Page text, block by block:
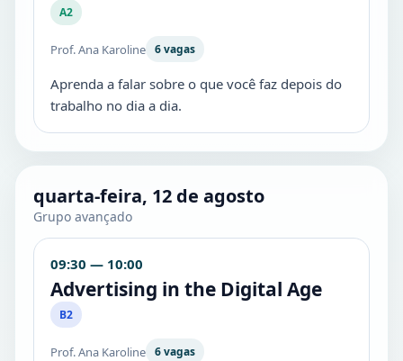
A2
Prof. Ana Karoline 6 vagas
Aprenda a falar sobre o que você faz depois do
trabalho no dia a dia.
quarta-feira, 12 de agosto
Grupo avançado
09:30 — 10:00
Advertising in the Digital Age
B2
Prof. Ana Karoline 6 vagas